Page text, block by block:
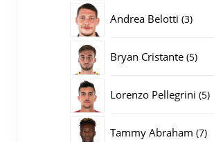
Andrea Belotti 33
Bryan Cristante 55
Lorenzo Pellegrini 55
Tammy Abraham 77